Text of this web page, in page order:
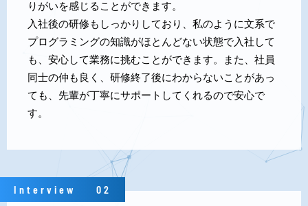
りがいを感じることができます。
入社後の研修もしっかりしており、私のように文系で
プログラミングの知識がほとんどない状態で入社して
も、安心して業務に挑むことができます。また、社員
同士の仲も良く、研修終了後にわからないことがあっ
ても、先輩が丁寧にサポートしてくれるので安心で
す。
Interview 02